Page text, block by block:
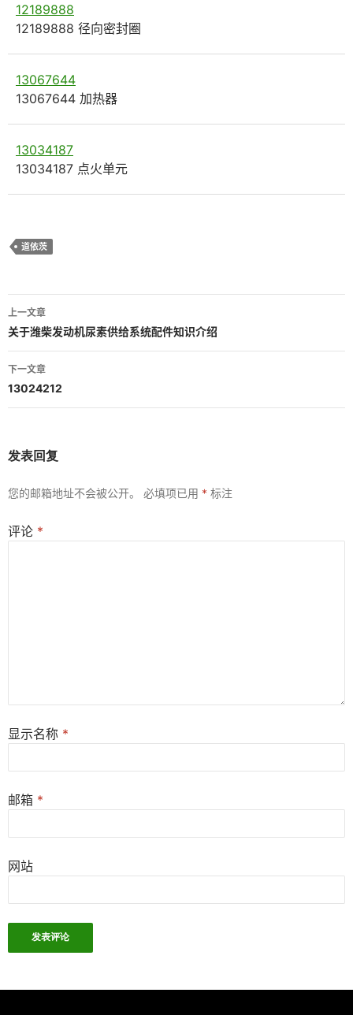
12189888
12189888 径向密封圈
13067644
13067644 加热器
13034187
13034187 点火单元
道依茨
文
章
导
航
上一文章
关于潍柴发动机尿素供给系统配件知识介绍
下一文章
13024212
发表回复
您的邮箱地址不会被公开。 必填项已用 * 标注
评论 *
显示名称 *
邮箱 *
网站